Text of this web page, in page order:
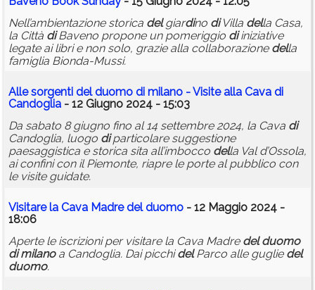
Nell’ambientazione storica delgiardino diVilla della Casa,
la Città diBaveno propone un pomeriggio diiniziative
legate ai libri e non solo, grazie alla collaborazione della
famiglia Bionda-Mussi.
Alle sorgenti del duomo di milano - Visite alla Cava di
Candoglia - 12 Giugno 2024 - 15:03
Da sabato 8 giugno fino al 14 settembre 2024, la Cava di
Candoglia, luogo diparticolare suggestione
paesaggistica e storica sita all’imbocco della Val d’Ossola,
ai confini con il Piemonte, riapre le porte al pubblico con
le visite guidate.
Visitare la Cava Madredel duomo - 12 Maggio 2024 -
18:06
Aperte le iscrizioni per visitare la Cava Madre del duomo
di milanoa Candoglia. Dai picchidelParco alle guglie del
duomo.